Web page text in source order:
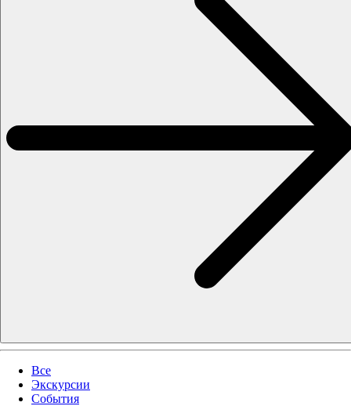
Все
Экскурсии
События